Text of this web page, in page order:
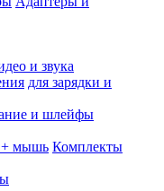
и звука
для зарядки и
и шлейфы
Комплекты